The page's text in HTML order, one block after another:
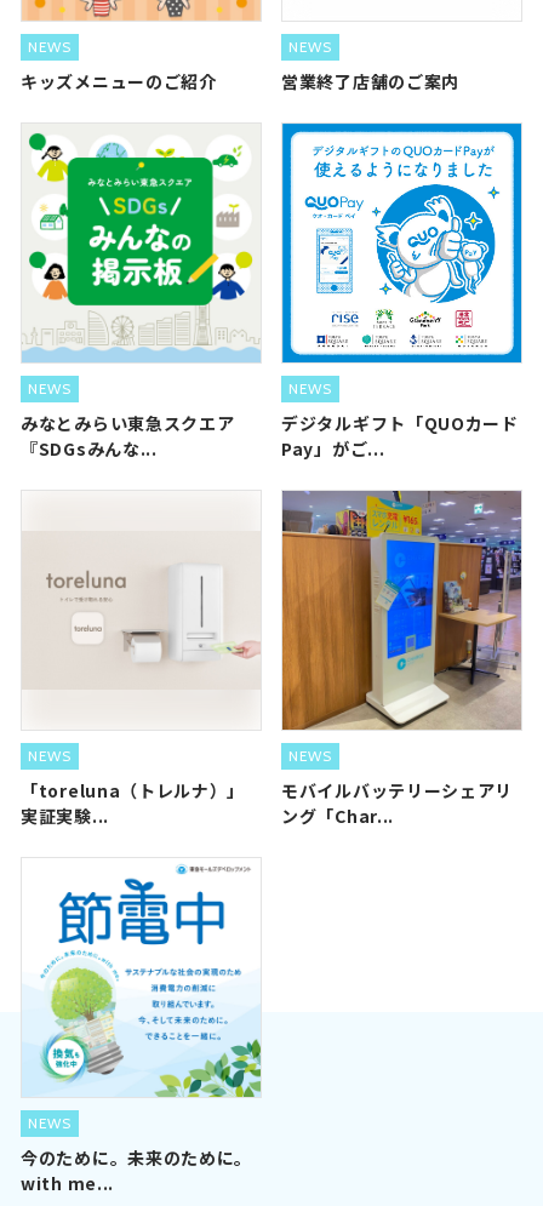
NEWS
キッズメニューのご紹介
NEWS
営業終了店舗のご案内
NEWS
みなとみらい東急スクエア
『SDGsみんな...
NEWS
デジタルギフト「QUOカード
Pay」がご...
NEWS
「toreluna（トレルナ）」
実証実験...
NEWS
モバイルバッテリーシェアリ
ング「Char...
NEWS
今のために。未来のために。
with me...